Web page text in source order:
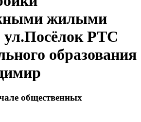
жилыми
РТС
образования
общественных